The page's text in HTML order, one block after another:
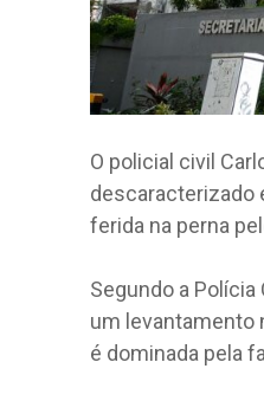
O policial civil
descaracterizado
ferida na perna
Segundo a
um levantamento
é dominada pela